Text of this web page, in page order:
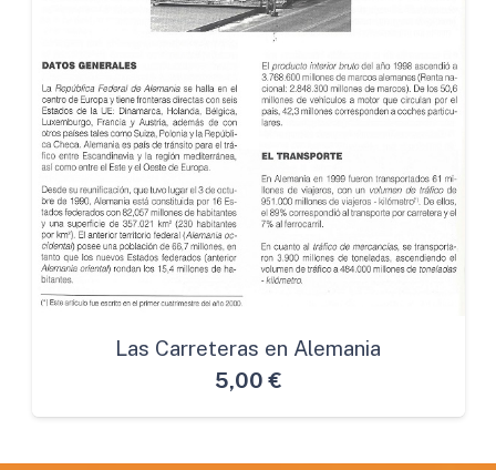
Las Carreteras en Alemania
5,00 €